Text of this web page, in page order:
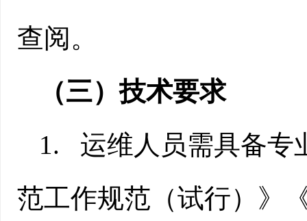
查阅。
（三）技术要求
1. 运维人员需具备专
范工作规范（试行）》